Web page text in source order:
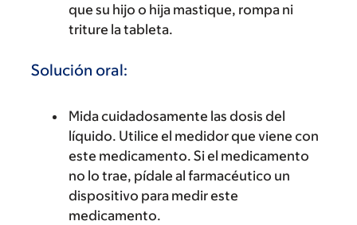
que su hijo o hija mastique, rompa ni
triture la tableta.
Solución oral:
Mida cuidadosamente las dosis del
líquido. Utilice el medidor que viene con
este medicamento. Si el medicamento
no lo trae, pídale al farmacéutico un
dispositivo para medir este
medicamento.